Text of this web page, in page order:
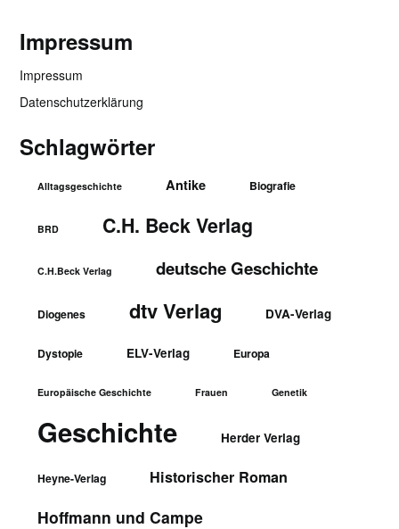
Impressum
Impressum
Datenschutzerklärung
Schlagwörter
Alltagsgeschichte Antike Biografie
BRD C.H. Beck Verlag
C.H.Beck Verlag deutsche Geschichte
Diogenes dtv Verlag DVA-Verlag
Dystopie ELV-Verlag Europa
Europäische Geschichte Frauen Genetik
Geschichte Herder Verlag
Heyne-Verlag Historischer Roman
Hoffmann und Campe